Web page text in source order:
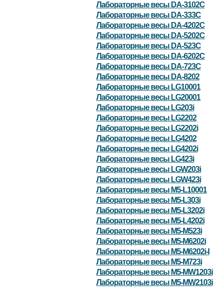
Лабораторные весы DA-3102C
Лабораторные весы DA-333C
Лабораторные весы DA-4202C
Лабораторные весы DA-5202C
Лабораторные весы DA-523C
Лабораторные весы DA-6202C
Лабораторные весы DA-723C
Лабораторные весы DA-8202
Лабораторные весы LG10001
Лабораторные весы LG20001
Лабораторные весы LG203i
Лабораторные весы LG2202
Лабораторные весы LG2202i
Лабораторные весы LG4202
Лабораторные весы LG4202i
Лабораторные весы LG423i
Лабораторные весы LGW203i
Лабораторные весы LGW423i
Лабораторные весы M5-L10001
Лабораторные весы M5-L303i
Лабораторные весы M5-L3202i
Лабораторные весы M5-L4202i
Лабораторные весы M5-M523i
Лабораторные весы M5-M6202i
Лабораторные весы M5-M6202i-I
Лабораторные весы M5-M723i
Лабораторные весы M5-MW1203i
Лабораторные весы M5-MW2103i